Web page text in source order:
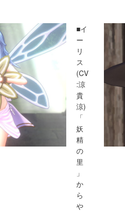
■イ
ー
リ
ス
(CV
:涼
貴
涼)
「
妖
精
の
里
」
か
ら
や